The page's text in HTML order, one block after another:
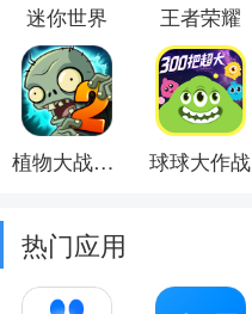
迷你世界 王者荣耀
植物大战僵尸2 球球大作战
热门应用